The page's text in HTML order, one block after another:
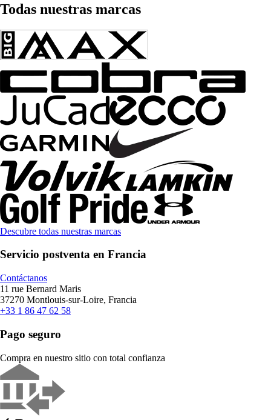
Todas nuestras marcas
Descubre todas nuestras marcas
Servicio postventa en Francia
Contáctanos
11 rue Bernard Maris
37270 Montlouis-sur-Loire, Francia
+33 1 86 47 62 58
Pago seguro
Compra en nuestro sitio con total confianza